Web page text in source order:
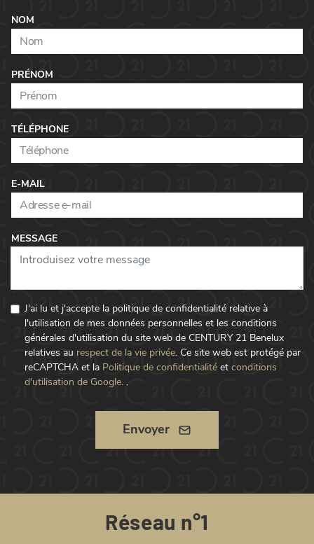
NOM
PRÉNOM
TÉLÉPHONE
E-MAIL
MESSAGE
J'ai lu et j'accepte la politique de confidentialité relative à
l'utilisation de mes données personnelles et les conditions
générales d'utilisation du site web de CENTURY 21 Benelux
relatives au respect de la vie privée. Ce site web est protégé par
reCAPTCHA et la Politique de confidentialité et conditions
d'utilisation de Google. .
Envoyer
Réseau n°1